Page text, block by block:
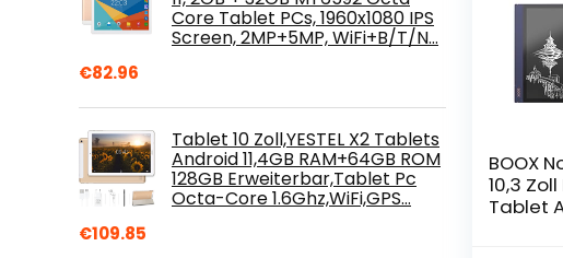
Core Tablet PCs, 1960x1080 IPS
Screen, 2MP+5MP, WiFi+B/T/N…
€82.96
Tablet 10 Zoll,YESTEL X2 Tablets
Android 11,4GB RAM+64GB ROM
128GB Erweiterbar,Tablet Pc
Octa-Core 1.6Ghz,WiFi,GPS…
€109.85
BOOX
10,3
Tablet